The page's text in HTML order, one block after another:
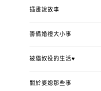
插畫說故事
籌備婚禮大小事
被貓奴役的生活♥
關於婆媳那些事